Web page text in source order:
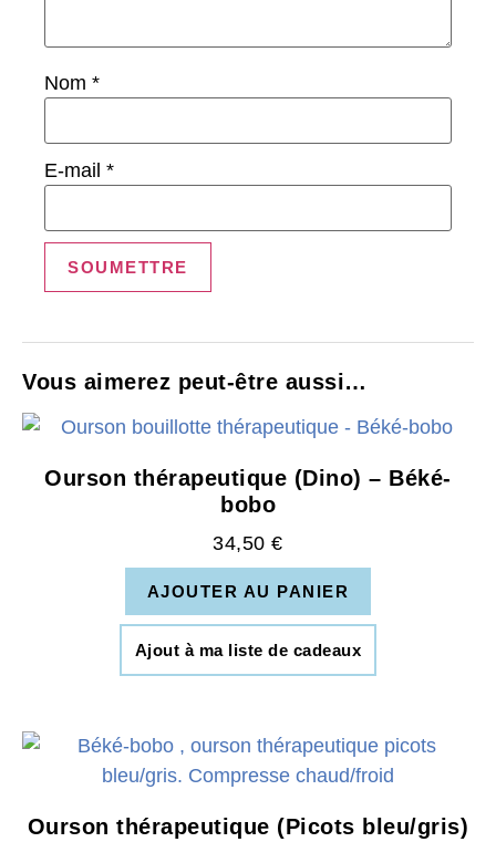
Nom *
E-mail *
Vous aimerez peut-être aussi…
Ourson thérapeutique (Dino) – Béké-
bobo
34,50€
AJOUTER AU PANIER
Ajout à ma liste de cadeaux
Ourson thérapeutique (Picots bleu/gris)